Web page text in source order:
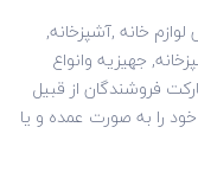
خانه ,آشپزخانه,
جهیزیه وانواع
فروشندگان از قبیل
را به صورت عمده و یا